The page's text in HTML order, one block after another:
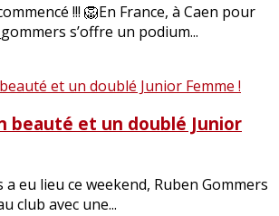
!!! 🦁En France, à Caen pour
s’offre un podium...
beauté et un doublé Junior
eu lieu ce weekend, Ruben Gommers
club avec une...